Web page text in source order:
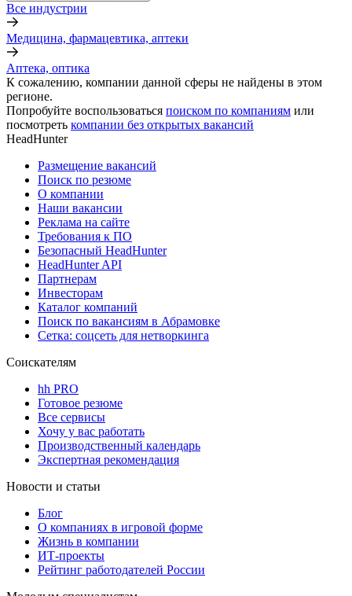
Все индустрии
Медицина, фармацевтика, аптеки
Аптека, оптика
К сожалению, компании данной сферы не найдены в этом
регионе.
Попробуйте воспользоваться поиском по компаниям или
посмотреть компании без открытых вакансий
HeadHunter
Размещение вакансий
Поиск по резюме
О компании
Наши вакансии
Реклама на сайте
Требования к ПО
Безопасный HeadHunter
HeadHunter API
Партнерам
Инвесторам
Каталог компаний
Поиск по вакансиям в Абрамовке
Сетка: соцсеть для нетворкинга
Соискателям
hh PRO
Готовое резюме
Все сервисы
Хочу у вас работать
Производственный календарь
Экспертная рекомендация
Новости и статьи
Блог
О компаниях в игровой форме
Жизнь в компании
ИТ-проекты
Рейтинг работодателей России